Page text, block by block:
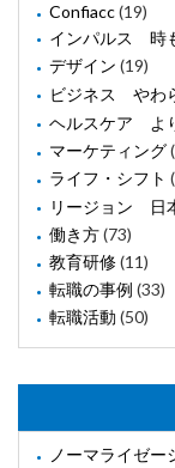
Confiacc(19)
インパルス 時
デザイン (19)
ビジネス やわ
ヘルスケア よ
マーケティング
ライフ・シフト
リージョン 日
働き方(73)
教育研修(11)
転職の事例 (33)
転職活動 (50)
ノーマライゼ